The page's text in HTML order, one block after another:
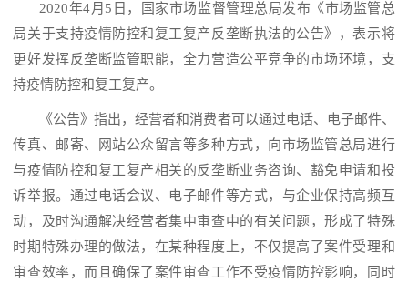
2020年4月5日，国家市场监督管理总局发布《市场监管总
局关于支持疫情防控和复工复产反垄断执法的公告》，表示将
更好发挥反垄断监管职能，全力营造公平竞争的市场环境，支
持疫情防控和复工复产。
《公告》指出，经营者和消费者可以通过电话、电子邮件、
传真、邮寄、网站公众留言等多种方式，向市场监管总局进行
与疫情防控和复工复产相关的反垄断业务咨询、豁免申请和投
诉举报。通过电话会议、电子邮件等方式，与企业保持高频互
动，及时沟通解决经营者集中审查中的有关问题，形成了特殊
时期特殊办理的做法，在某种程度上，不仅提高了案件受理和
审查效率，而且确保了案件审查工作不受疫情防控影响，同时